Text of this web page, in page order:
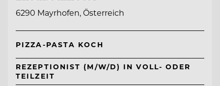
6290 Mayrhofen, Österreich
PIZZA-PASTA KOCH
REZEPTIONIST (M/W/D) IN VOLL- ODER
TEILZEIT